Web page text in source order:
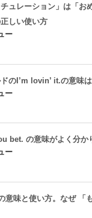
チュレーション」は「お
しい使い方
ー
のI’m lovin’ it.の意味
ー
bet. の意味がよく分か
ー
意味と使い方。なぜ 「